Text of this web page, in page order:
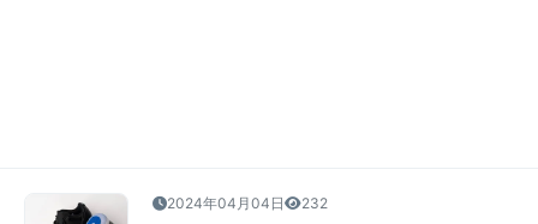
2024年04月04日 232